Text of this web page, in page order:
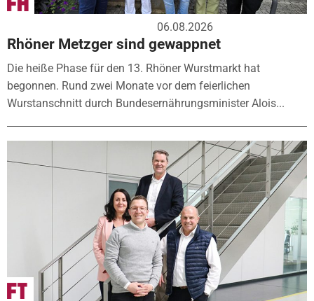
06.08.2026
Rhöner Metzger sind gewappnet
Die heiße Phase für den 13. Rhöner Wurstmarkt hat
begonnen. Rund zwei Monate vor dem feierlichen
Wurstanschnitt durch Bundesernährungsminister Alois...